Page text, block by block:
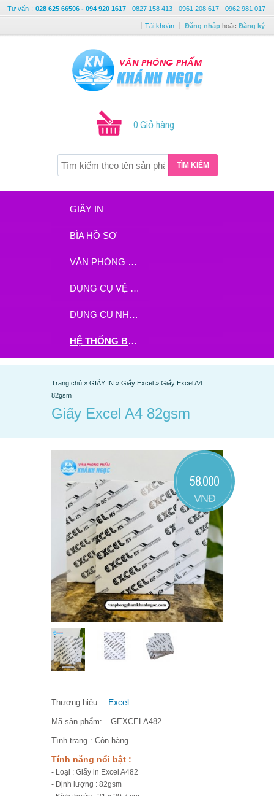
Tư vấn : 028 625 66506 - 094 920 1617 0827 158 413 - 0961 208 617 - 0962 981 017
Tài khoản Đăng nhập hoặc Đăng ký
0 Giỏ hàng
TÌM KIẾM
GIẤY IN
BÌA HỒ SƠ
VĂN PHÒNG PHẨM
DỤNG CỤ VỆ SINH
DỤNG CỤ NHÀ BẾP
HỆ THỐNG BHX - TGDĐ ĐẶT HÀNG TẠI ĐÂY
Trang chủ » GIẤY IN » Giấy Excel » Giấy Excel A4
82gsm
Giấy Excel A4 82gsm
58.000
VNĐ
Thương hiệu: Excel
Mã sản phẩm: GEXCELA482
Tình trạng : Còn hàng
Tính năng nổi bật :
- Loại : Giấy in Excel A482
- Định lượng : 82gsm